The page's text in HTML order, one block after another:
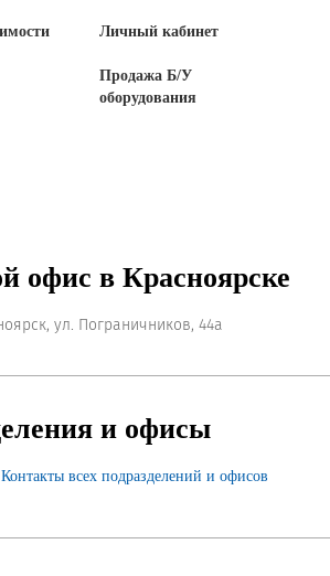
Личный кабинет
Продажа Б/У
оборудования
офис в Красноярске
ул. Пограничников, 44а
и офисы
Контакты всех подразделений и офисов